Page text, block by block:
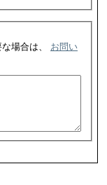
回答を差し上げられません。 回答が必要な場合は、 お問い